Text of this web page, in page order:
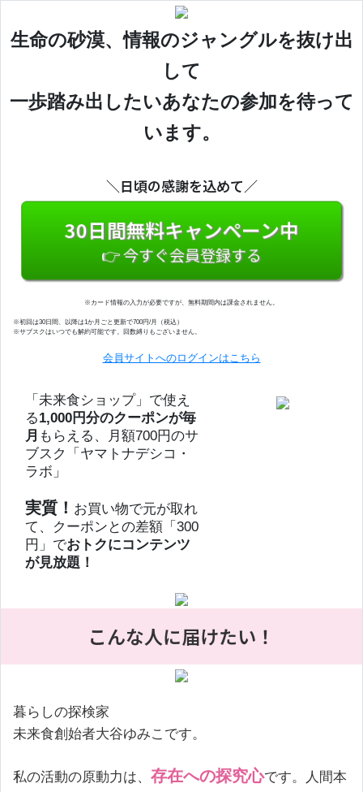
生命の砂漠、情報のジャングルを抜け出
して
一歩踏み出したいあなたの参加を待って
います。
＼日頃の感謝を込めて／
30日間無料キャンペーン中
👉 今すぐ会員登録する
※カード情報の入力が必要ですが、無料期間内は課金されません。
※初回は30日間、以降は1か月ごと更新で700円/月（税込）
※サブスクはいつでも解約可能です。回数縛りもございません。
会員サイトへのログインはこちら
「未来食ショップ」で使え
る1,000円分のクーポンが毎
月 もらえる、月額700円のサ
ブスク「ヤマトナデシコ・
ラボ」
実質！ お買い物で元が取れ
て、クーポンとの差額「300
円」でおトクにコンテンツ
が見放題！
こんな人に届けたい！
暮らしの探検家
未来食創始者大谷ゆみこです。
私の活動の原動力は、 存在への探究心です。人間本